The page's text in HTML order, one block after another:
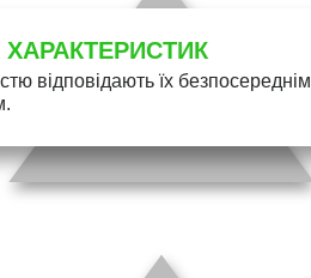
ХАРАКТЕРИСТИК
відповідають їх безпосереднім